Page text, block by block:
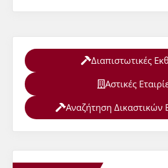
Διαπιστωτικές
Αστικές
Αναζήτηση Δικαστικών